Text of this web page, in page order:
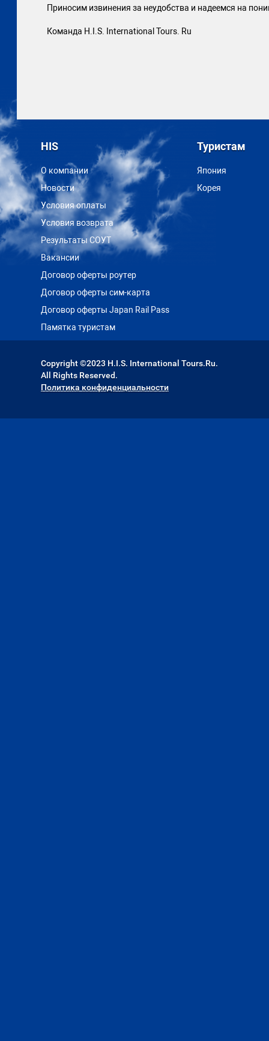
Приносим извинения за неудобства и надеемся на
Команда H.I.S. International Tours. Ru
HIS
О компании
Новости
Условия оплаты
Условия возврата
Результаты СОУТ
Вакансии
Договор оферты роутер
Договор оферты сим-карта
Договор оферты Japan Rail Pass
Памятка туристам
Туристам
Япония
Корея
Copyright ©2023 H.I.S. International Tours.Ru.
All Rights Reserved.
Политика конфиденциальности